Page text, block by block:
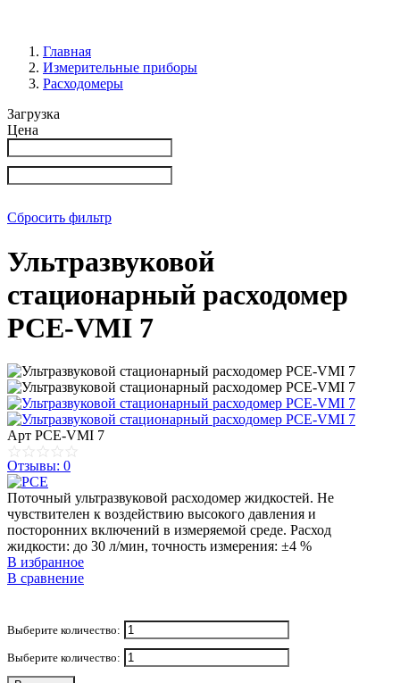
Главная
Измерительные приборы
Расходомеры
Загрузка
Цена
Сбросить фильтр
Ультразвуковой
стационарный расходомер
PCE-VMI 7
Арт PCE-VMI 7
Отзывы: 0
Поточный ультразвуковой расходомер жидкостей. Не
чувствителен к воздействию высокого давления и
посторонних включений в измеряемой среде. Расход
жидкости: до 30 л/мин, точность измерения: ±4 %
В избранное
В сравнение
Выберите количество:
Выберите количество: